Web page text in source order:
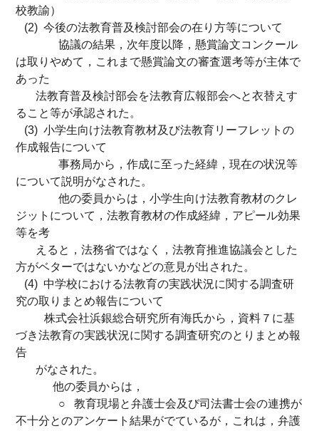
校教諭）
(2) 今後の法教育普及検討部会の在り方等について
協議の結果，次年度以降，懸賞論文コンクール
は取りやめて，これまで懸賞論文の審査選考等が主体で
あった
法教育普及検討部会を法教育広報部会へと衣替えす
ること等が承認された。
(3) 小学生向け法教育教材及び法教育リーフレットの
作成報告について
事務局から，作成に至った経緯，現在の状況等
について説明がなされた。
他の委員からは，小学生向け法教育教材のクレ
ジットについて，法教育教材の作成経緯，アピール効果
等を考
えると，法務省ではなく，法教育推進協議会とした
方がベターではないかなどの意見が出された。
(4) 中学校における法教育の実践状況に関する調査研
究の取りまとめ報告について
株式会社浜銀総合研究所有海氏から，資料７に基
づき法教育の実践状況に関する調査研究のとりまとめ報
告
がなされた。
他の委員からは，
○ 教育現場と弁護士会及び司法書士会の連携が
不十分とのアンケート結果がでているが，これは，弁護